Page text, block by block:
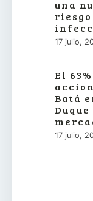
una
riesgo
17 julio,
El
Batá
17 julio,